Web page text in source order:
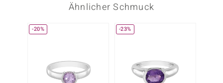
Ähnlicher Schmuck
-20% -23%